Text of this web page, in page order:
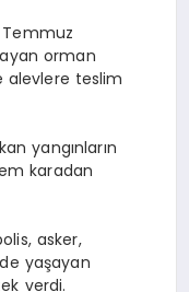
Temmuz
orman
alevlere teslim
yangınların
karadan
asker,
yaşayan
verdi.